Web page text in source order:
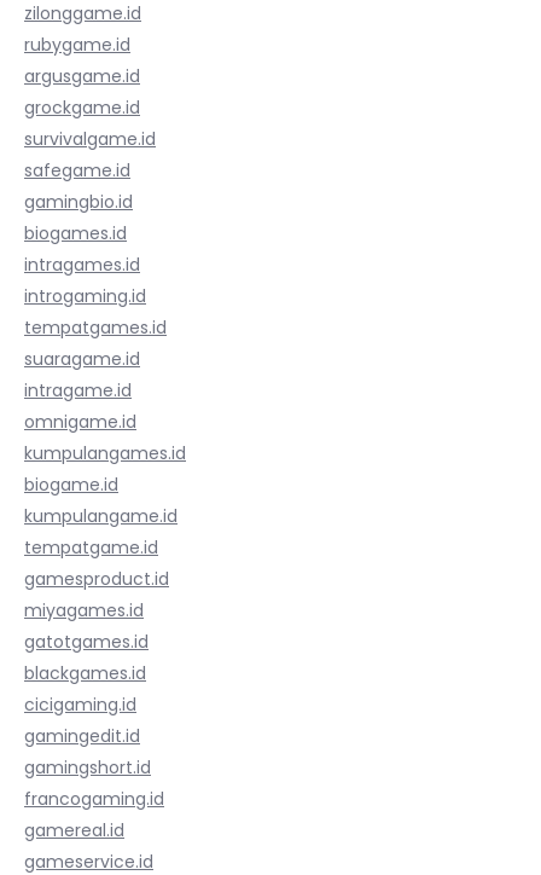
zilonggame.id
rubygame.id
argusgame.id
grockgame.id
survivalgame.id
safegame.id
gamingbio.id
biogames.id
intragames.id
introgaming.id
tempatgames.id
suaragame.id
intragame.id
omnigame.id
kumpulangames.id
biogame.id
kumpulangame.id
tempatgame.id
gamesproduct.id
miyagames.id
gatotgames.id
blackgames.id
cicigaming.id
gamingedit.id
gamingshort.id
francogaming.id
gamereal.id
gameservice.id